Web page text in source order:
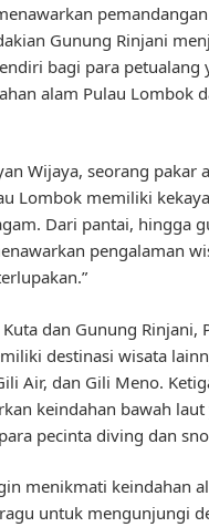
Gunung Rinjani
bagi para petualang
alam Pulau Lombok
Wijaya, seorang pakar
Lombok memiliki
Dari pantai, hingga
pengalaman
dan Gunung Rinjani,
destinasi wisata
Air, dan Gili Meno.
keindahan bawah laut
pecinta diving dan
menikmati keindahan
untuk mengunjungi